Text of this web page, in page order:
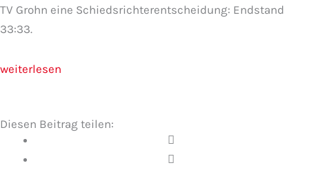
TV Grohn eine Schiedsrichterentscheidung: Endstand
33:33.
weiterlesen
Diesen Beitrag teilen: